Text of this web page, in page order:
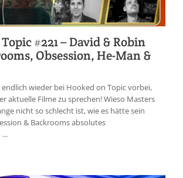
#221 – David & Robin
Obsession, He-Man &
wieder bei Hooked on Topic vorbei,
aktuelle Filme zu sprechen! Wieso Masters
nicht so schlecht ist, wie es hätte sein
& Backrooms absolutes